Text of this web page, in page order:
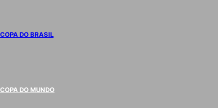
COPA DO BRASIL
COPA DO MUNDO